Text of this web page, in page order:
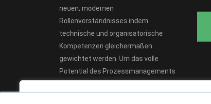
We value your privacy
neuen, modernen
Rollenverständnisses indem
technische und organisatorische
Kompetenzen gleichermaßen
gewichtet werden. Um das volle
Potential des Prozessmanagements